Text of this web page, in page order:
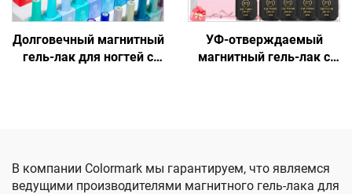
Долговечный магнитный
гель-лак для ногтей с
УФ-отверждаемый
магнитный гель-лак с
В компании Colormark мы гарантируем, что являемся
ведущими производителями магнитного гель-лака для